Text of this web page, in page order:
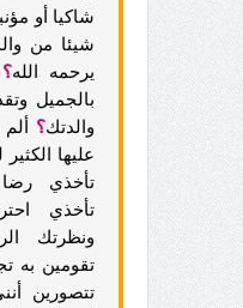
شاكيا أو
شيئا من
يرحمه الله؟
بالجميل
والدتك؟
عليها الكثير
تأخذي
تأخذي
ونظرتك
تقومين به
تتصورين